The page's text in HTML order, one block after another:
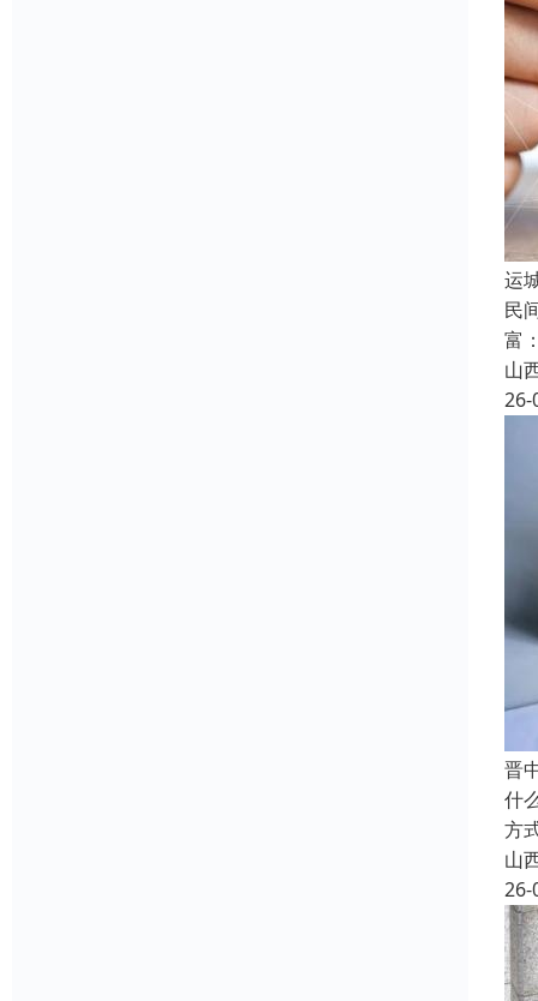
运
民
富
山
26-
晋
什
方
山
26-